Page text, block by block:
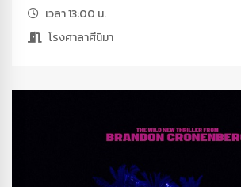
เวลา 13:00 น.
โรงศาลาศีนิมา